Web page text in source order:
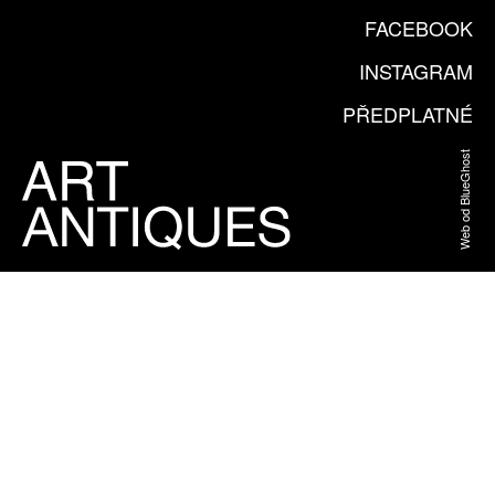
FACEBOOK
INSTAGRAM
PŘEDPLATNÉ
Web od BlueGhost